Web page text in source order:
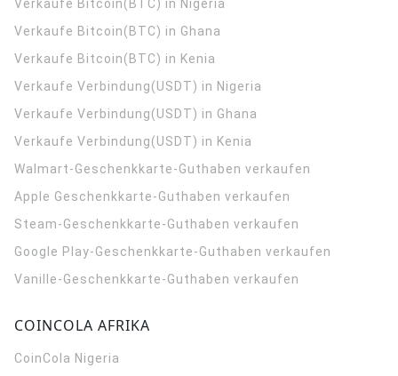
Verkaufe Bitcoin(BTC) in Nigeria
Verkaufe Bitcoin(BTC) in Ghana
Verkaufe Bitcoin(BTC) in Kenia
Verkaufe Verbindung(USDT) in Nigeria
Verkaufe Verbindung(USDT) in Ghana
Verkaufe Verbindung(USDT) in Kenia
Walmart-Geschenkkarte-Guthaben verkaufen
Apple Geschenkkarte-Guthaben verkaufen
Steam-Geschenkkarte-Guthaben verkaufen
Google Play-Geschenkkarte-Guthaben verkaufen
Vanille-Geschenkkarte-Guthaben verkaufen
COINCOLA AFRIKA
CoinCola Nigeria